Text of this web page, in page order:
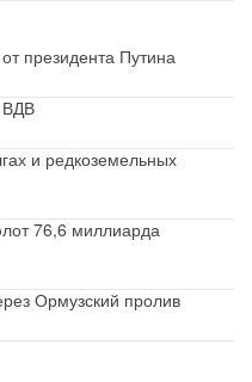
президента Путина
ВДВ
и редкоземельных
76,6 миллиарда
Ормузский пролив